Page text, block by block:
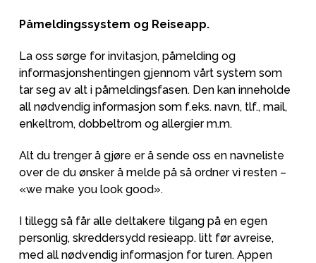
Påmeldingssystem og Reiseapp.
La oss sørge for invitasjon, påmelding og
informasjonshentingen gjennom vårt system som
tar seg av alt i påmeldingsfasen. Den kan inneholde
all nødvendig informasjon som f.eks. navn, tlf., mail,
enkeltrom, dobbeltrom og allergier m.m.
Alt du trenger å gjøre er å sende oss en navneliste
over de du ønsker å melde på så ordner vi resten –
«we make you look good».
I tillegg så får alle deltakere tilgang på en egen
personlig, skreddersydd resieapp. litt før avreise,
med all nødvendig informasjon for turen. Appen